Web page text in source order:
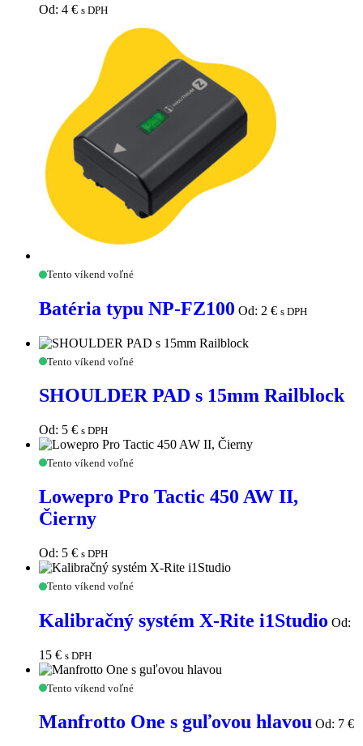
kolíkovým
Od: 4 € s DPH
Batéria
FZ100
Tento víkend voľné
Batéria typu NP-FZ100 Od: 2 € s DPH
SHOULDER
s
15mm
Tento víkend voľné
SHOULDER PAD s 15mm Railblock
Od: 5 € s DPH
Lowepro
Tactic
450
AW
Čierny
Tento víkend voľné
Lowepro Pro Tactic 450 AW II,
Čierny
Od: 5 € s DPH
Kalibračný
Rite
Tento víkend voľné
Kalibračný systém X-Rite i1Studio Od:
15 € s DPH
Manfrotto
s
guľovou
Tento víkend voľné
Manfrotto One s guľovou hlavou Od: 7 €